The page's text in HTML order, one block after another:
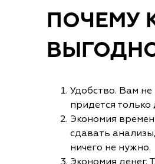
ПОЧЕМУ
Удобство. Вам
придется
Экономия
сдавать
ничего не нужно.
Экономия денег.